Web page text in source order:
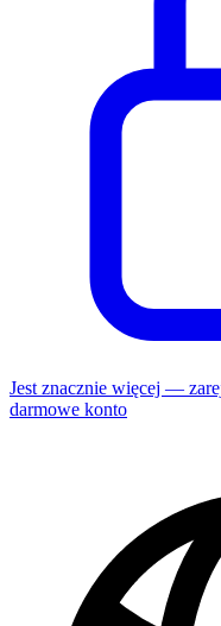
Jest znacznie więcej —
darmowe konto